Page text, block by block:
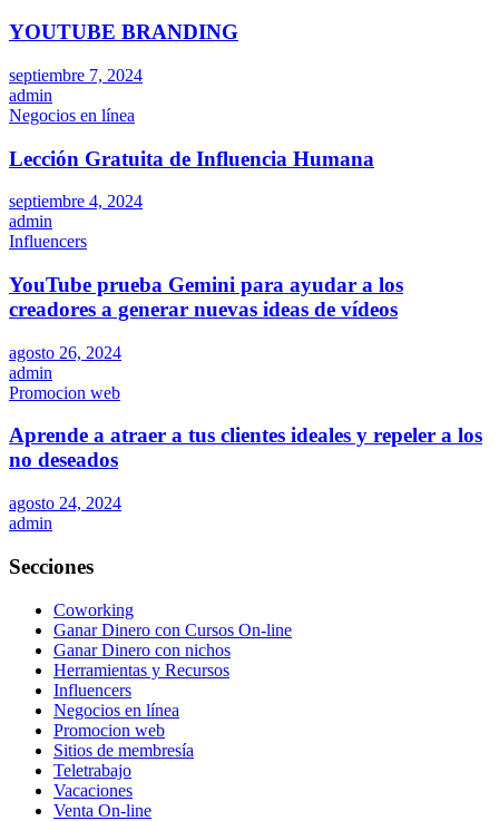
YOUTUBE BRANDING
septiembre 7, 2024
admin
Negocios en línea
Lección Gratuita de Influencia Humana
septiembre 4, 2024
admin
Influencers
YouTube prueba Gemini para ayudar a los
creadores a generar nuevas ideas de vídeos
agosto 26, 2024
admin
Promocion web
Aprende a atraer a tus clientes ideales y repeler a los
no deseados
agosto 24, 2024
admin
Secciones
Coworking
Ganar Dinero con Cursos On-line
Ganar Dinero con nichos
Herramientas y Recursos
Influencers
Negocios en línea
Promocion web
Sitios de membresía
Teletrabajo
Vacaciones
Venta On-line